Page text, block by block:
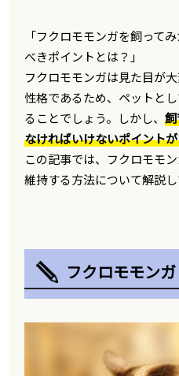
「フクロモモンガを飼って
べきポイントとは？」
フクロモモンガは見た目が
性格であるため、ペットと
ることでしょう。しかし、
なければいけないポイント
この記事では、フクロモモ
維持する方法について解説し
フクロモモン